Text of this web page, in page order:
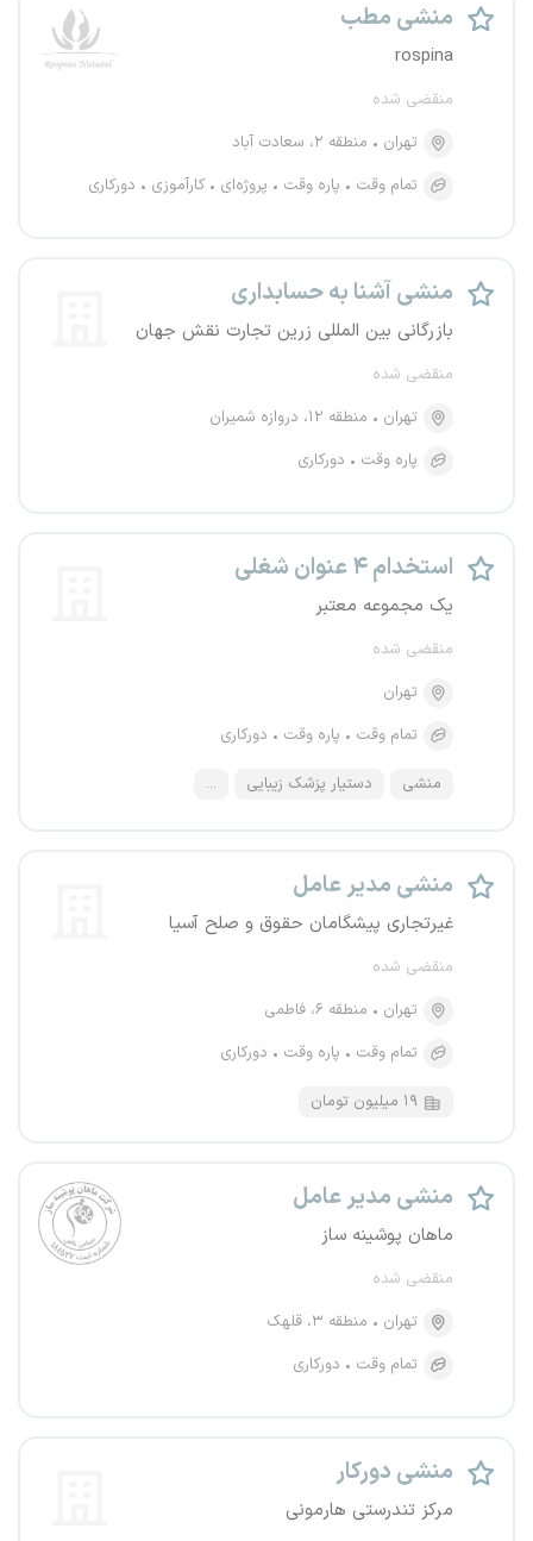
منشی مطب
rospina
منقضی شده
تهران
منطقه ۲، سعادت آباد
تمام وقت
پاره وقت پروژه‌ای کارآموزی دورکاری
منشی آشنا به حسابداری
بازرگانی بین المللی زرین تجارت نقش جهان
منقضی شده
تهران
منطقه ۱۲، دروازه شمیران
پاره وقت
دورکاری
استخدام ۴ عنوان شغلی
یک مجموعه معتبر
منقضی شده
تهران
تمام وقت
پاره وقت دورکاری
منشی دستیار پزشک زیبایی ...
منشی مدیر عامل
غیرتجاری پیشگامان حقوق و صلح آسیا
منقضی شده
تهران
منطقه ۶، فاطمی
تمام وقت
پاره وقت دورکاری
۱۹ میلیون تومان
منشی مدیر عامل
ماهان پوشینه ساز
منقضی شده
تهران
منطقه ۳، قلهک
تمام وقت
دورکاری
منشی دورکار
مرکز تندرستی هارمونی